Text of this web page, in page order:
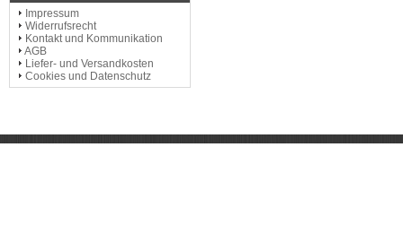
Impressum
Widerrufsrecht
Kontakt und Kommunikation
AGB
Liefer- und Versandkosten
Cookies und Datenschutz